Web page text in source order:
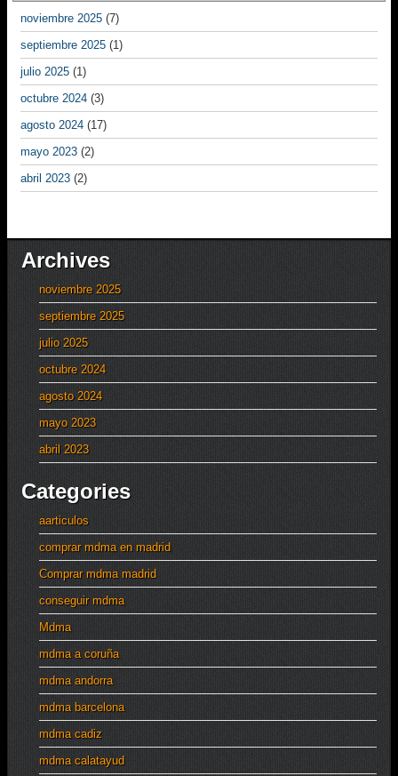
noviembre 2025 (7)
septiembre 2025 (1)
julio 2025 (1)
octubre 2024 (3)
agosto 2024 (17)
mayo 2023 (2)
abril 2023 (2)
Archives
noviembre 2025
septiembre 2025
julio 2025
octubre 2024
agosto 2024
mayo 2023
abril 2023
Categories
aarticulos
comprar mdma en madrid
Comprar mdma madrid
conseguir mdma
Mdma
mdma a coruña
mdma andorra
mdma barcelona
mdma cadiz
mdma calatayud